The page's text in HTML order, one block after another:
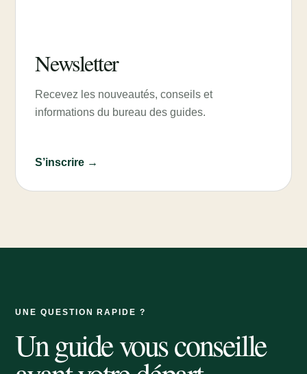
Newsletter
Recevez les nouveautés, conseils et
informations du bureau des guides.
S’inscrire →
UNE QUESTION RAPIDE ?
Un guide vous conseille